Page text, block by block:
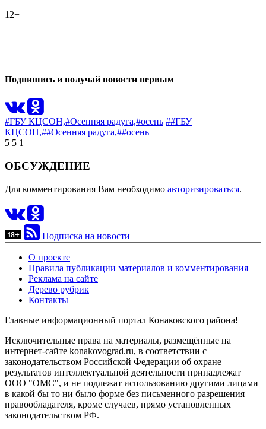
12+
Подпишись и получай новости первым
#ГБУ КЦСОН,#Осенняя радуга,#осень ##ГБУ
КЦСОН,##Осенняя радуга,##осень
5 5 1
ОБСУЖДЕНИЕ
Для комментирования Вам необходимо авторизироваться.
Подписка на новости
О проекте
Правила публикации материалов и комментирования
Реклама на сайте
Дерево рубрик
Контакты
Главные информационный портал Конаковского района!
Исключительные права на материалы, размещённые на
интернет-сайте konakovograd.ru, в соответствии с
законодательством Российской Федерации об охране
результатов интеллектуальной деятельности принадлежат
ООО "ОМС", и не подлежат использованию другими лицами
в какой бы то ни было форме без письменного разрешения
правообладателя, кроме случаев, прямо установленных
законодательством РФ.